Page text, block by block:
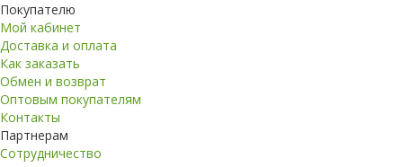
Покупателю
Мой кабинет
Доставка и оплата
Как заказать
Обмен и возврат
Оптовым покупателям
Контакты
Партнерам
Сотрудничество